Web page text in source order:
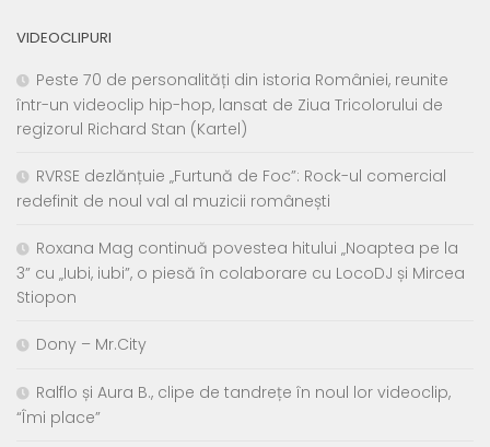
VIDEOCLIPURI
Peste 70 de personalități din istoria României, reunite
într-un videoclip hip-hop, lansat de Ziua Tricolorului de
regizorul Richard Stan (Kartel)
RVRSE dezlănțuie „Furtună de Foc”: Rock-ul comercial
redefinit de noul val al muzicii românești
Roxana Mag continuă povestea hitului „Noaptea pe la
3” cu „Iubi, iubi”, o piesă în colaborare cu LocoDJ și Mircea
Stiopon
Dony – Mr.City
Ralflo și Aura B., clipe de tandrețe în noul lor videoclip,
“Îmi place”